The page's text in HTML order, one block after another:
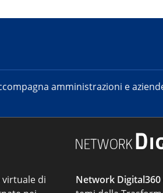
amministrazioni e
di
Network Digital360